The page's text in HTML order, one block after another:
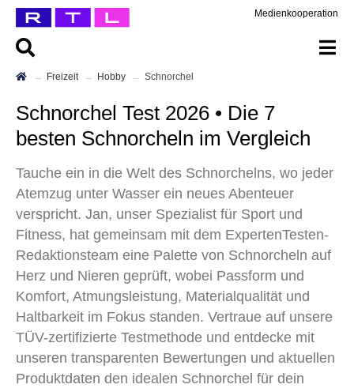
Medienkooperation
Freizeit Hobby Schnorchel
Schnorchel Test 2026 • Die 7
besten Schnorcheln im Vergleich
Tauche ein in die Welt des Schnorchelns, wo jeder
Atemzug unter Wasser ein neues Abenteuer
verspricht. Jan, unser Spezialist für Sport und
Fitness, hat gemeinsam mit dem ExpertenTesten-
Redaktionsteam eine Palette von Schnorcheln auf
Herz und Nieren geprüft, wobei Passform und
Komfort, Atmungsleistung, Materialqualität und
Haltbarkeit im Fokus standen. Vertraue auf unsere
TÜV-zertifizierte Testmethode und entdecke mit
unseren transparenten Bewertungen und aktuellen
Produktdaten den idealen Schnorchel für dein